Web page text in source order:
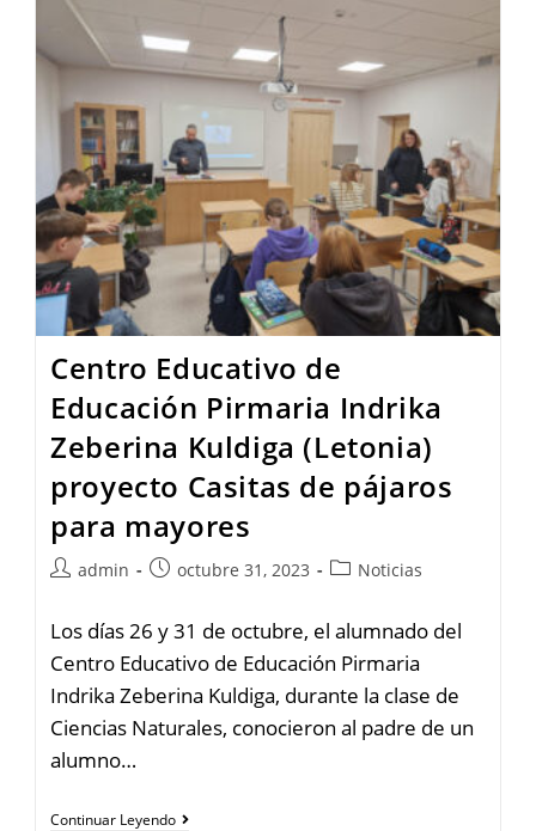
Centro Educativo de
Educación Pirmaria Indrika
Zeberina Kuldiga (Letonia)
proyecto Casitas de pájaros
para mayores
admin octubre 31, 2023 Noticias
Los días 26 y 31 de octubre, el alumnado del
Centro Educativo de Educación Pirmaria
Indrika Zeberina Kuldiga, durante la clase de
Ciencias Naturales, conocieron al padre de un
alumno…
Continuar Leyendo